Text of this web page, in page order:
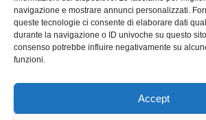
navigazione e mostrare annunci personalizzati.
queste tecnologie ci consente di elaborare dati
durante la navigazione o ID univoche su questo
consenso potrebbe influire negativamente su
funzioni.
Accept
Proudly powered by WordPress|Tema: